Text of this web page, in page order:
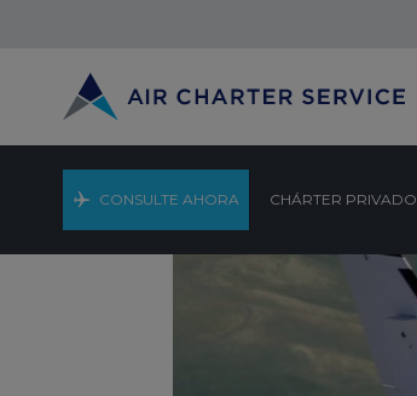
CONSULTE AHORA CHÁRTER PRIVADO